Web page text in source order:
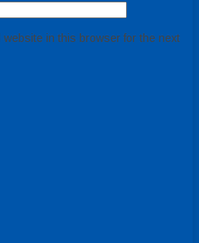
website in this browser for the next